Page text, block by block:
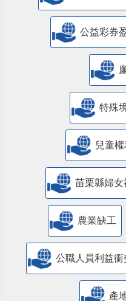
公益彩券
特殊
兒童
苗栗縣婦女
農業缺工
公職人員利益
產